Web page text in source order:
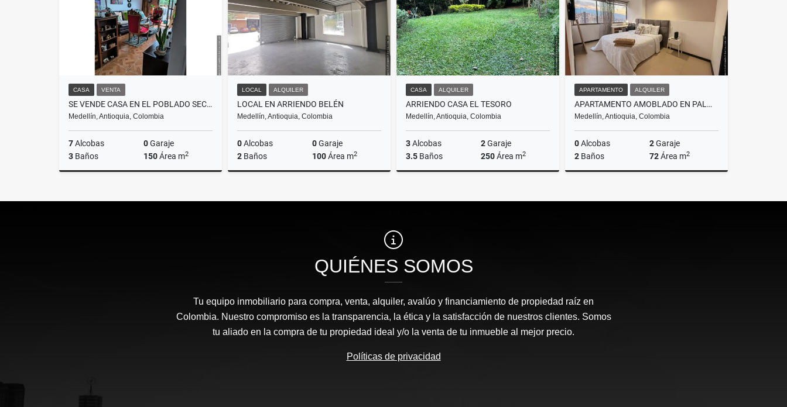
CASA VENTA
SE VENDE CASA EN EL POBLADO SECTOR EL HOYO 3 PISOS (SOLO CONTADO)
Medellín, Antioquia, Colombia
7Alcobas 0Garaje
3 Baños 150Área m2
$520.000.000
LOCAL ALQUILER
LOCAL EN ARRIENDO BELÉN
Medellín, Antioquia, Colombia
0Alcobas 0Garaje
2 Baños 100Área m2
$9.500.000
CASA ALQUILER
ARRIENDO CASA EL TESORO
Medellín, Antioquia, Colombia
3Alcobas 2Garaje
3.5 Baños 250Área m2
$10.000.000
APARTAMENTO ALQUILER
APARTAMENTO AMOBLADO EN PALMAS – EL POBLADO, MEDELLÍN
Medellín, Antioquia, Colombia
0Alcobas 2Garaje
2 Baños 72Área m2
$7.300.000
QUIÉNES SOMOS
Tu equipo inmobiliario para compra, venta, alquiler, avalúo y financiamiento de propiedad raíz en
Colombia. Nuestro compromiso es la transparencia, la ética y la satisfacción de nuestros clientes. Somos
tu aliado en la compra de tu propiedad ideal y/o la venta de tu inmueble al mejor precio.
Políticas de privacidad